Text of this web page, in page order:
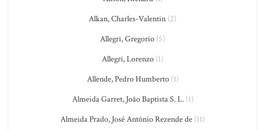
Alkan, Charles-Valentin (2)
Allegri, Gregorio (5)
Allegri, Lorenzo (1)
Allende, Pedro Humberto(1)
Almeida Garret, João Baptista S. L.(1)
Almeida Prado, José Antônio Rezende de (11)